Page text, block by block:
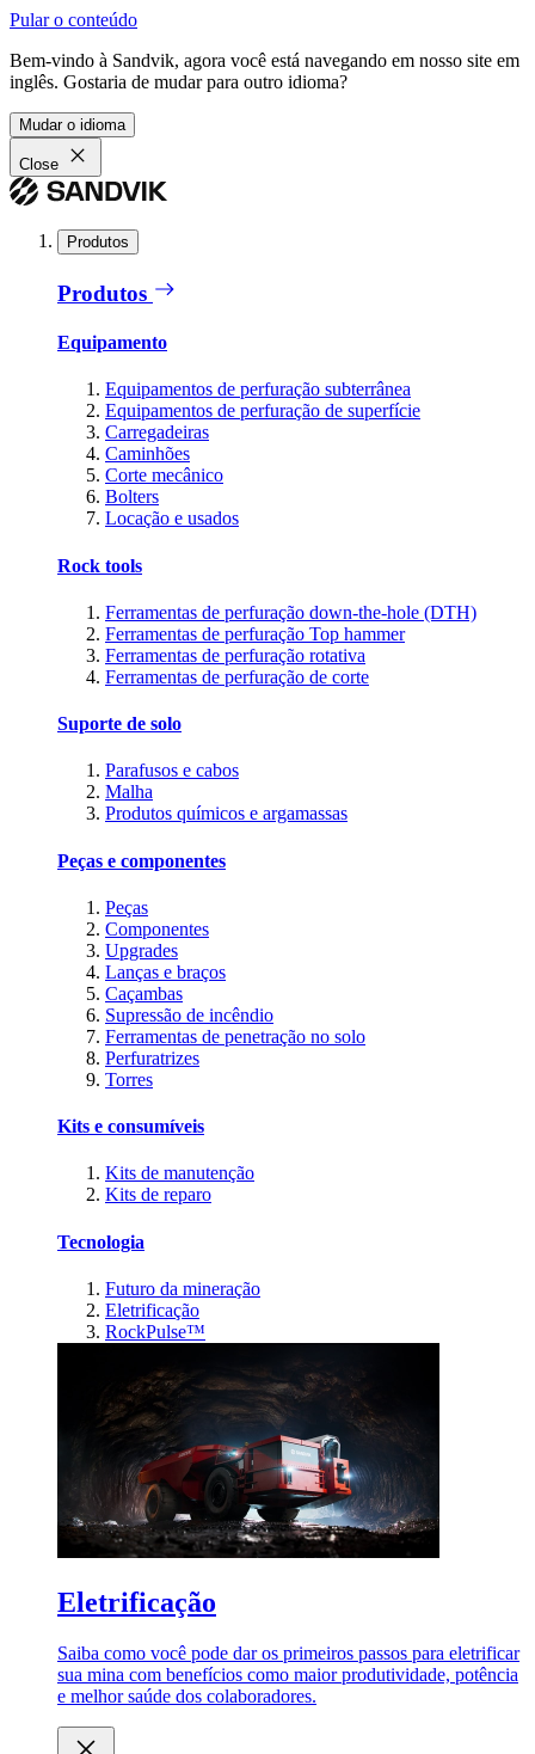
Pular o conteúdo
Bem-vindo à Sandvik, agora você está navegando em nosso site em
inglês. Gostaria de mudar para outro idioma?
Mudar o idioma
Close
Produtos
Produtos
Equipamento
Equipamentos de perfuração subterrânea
Equipamentos de perfuração de superfície
Carregadeiras
Caminhões
Corte mecânico
Bolters
Locação e usados
Rock tools
Ferramentas de perfuração down-the-hole (DTH)
Ferramentas de perfuração Top hammer
Ferramentas de perfuração rotativa
Ferramentas de perfuração de corte
Suporte de solo
Parafusos e cabos
Malha
Produtos químicos e argamassas
Peças e componentes
Peças
Componentes
Upgrades
Lanças e braços
Caçambas
Supressão de incêndio
Ferramentas de penetração no solo
Perfuratrizes
Torres
Kits e consumíveis
Kits de manutenção
Kits de reparo
Tecnologia
Futuro da mineração
Eletrificação
RockPulse™
Eletrificação
Saiba como você pode dar os primeiros passos para eletrificar
sua mina com benefícios como maior produtividade, potência
e melhor saúde dos colaboradores.